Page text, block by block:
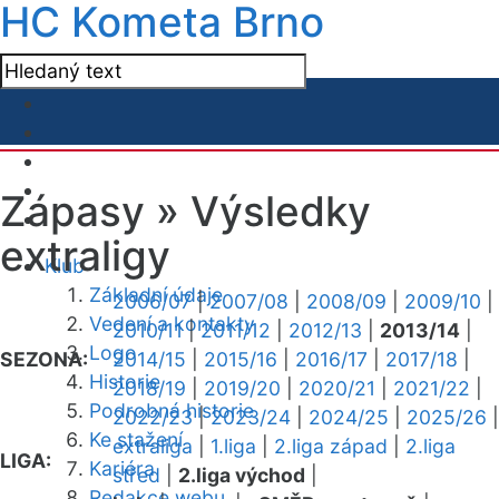
HC Kometa Brno
Klub
Základní údaje
Vedení a kontakty
Logo
Historie
Podrobná historie
Ke stažení
Kariéra
Zápasy » Výsledky
extraligy
SEZONA:
2006/07|2007/08 2008/09 2009/10
2010/11|2011/12 2012/13 2013/14
2014/15
2015/16 2016/17 2017/18
2018/19
2019/20 2020/21 2021/22
2022/23|2023/24 2024/25 2025/26
LIGA:
extraliga 1.liga 2.liga západ
2.liga
střed
2.liga východ